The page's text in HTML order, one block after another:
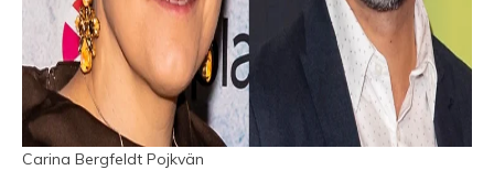
Carina Bergfeldt Pojkvän